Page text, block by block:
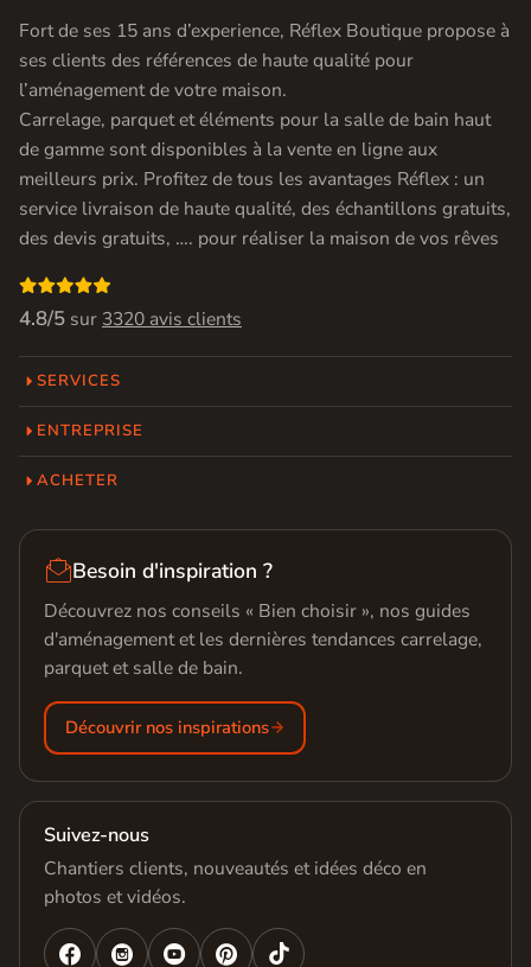
Fort de ses 15 ans d’experience, Réflex Boutique propose à
ses clients des références de haute qualité pour
l’aménagement de votre maison.
Carrelage, parquet et éléments pour la salle de bain haut
de gamme sont disponibles à la vente en ligne aux
meilleurs prix. Profitez de tous les avantages Réflex : un
service livraison de haute qualité, des échantillons gratuits,
des devis gratuits, …. pour réaliser la maison de vos rêves

4.8/5 sur 3320 avis clients
SERVICES
ENTREPRISE
ACHETER
Besoin d'inspiration ?
Découvrez nos conseils « Bien choisir », nos guides
d'aménagement et les dernières tendances carrelage,
parquet et salle de bain.
Découvrir nos inspirations
Suivez-nous
Chantiers clients, nouveautés et idées déco en
photos et vidéos.
   